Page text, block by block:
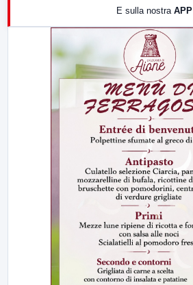
E sulla nostra APP